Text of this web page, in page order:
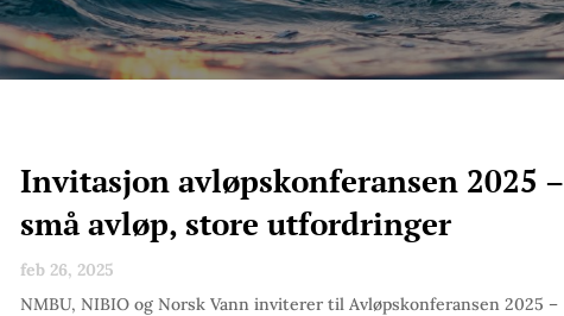
Invitasjon avløpskonferansen 2025 –
små avløp, store utfordringer
feb 26, 2025
NMBU, NIBIO og Norsk Vann inviterer til Avløpskonferansen 2025 –